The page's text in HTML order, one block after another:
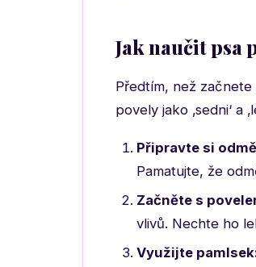
Jak naučit psa
Předtím, než začnete
povely jako ‚sedni‘ a
Připravte si
Pamatujte, že
Začněte s
vlivů. Nechte ho
Využijte